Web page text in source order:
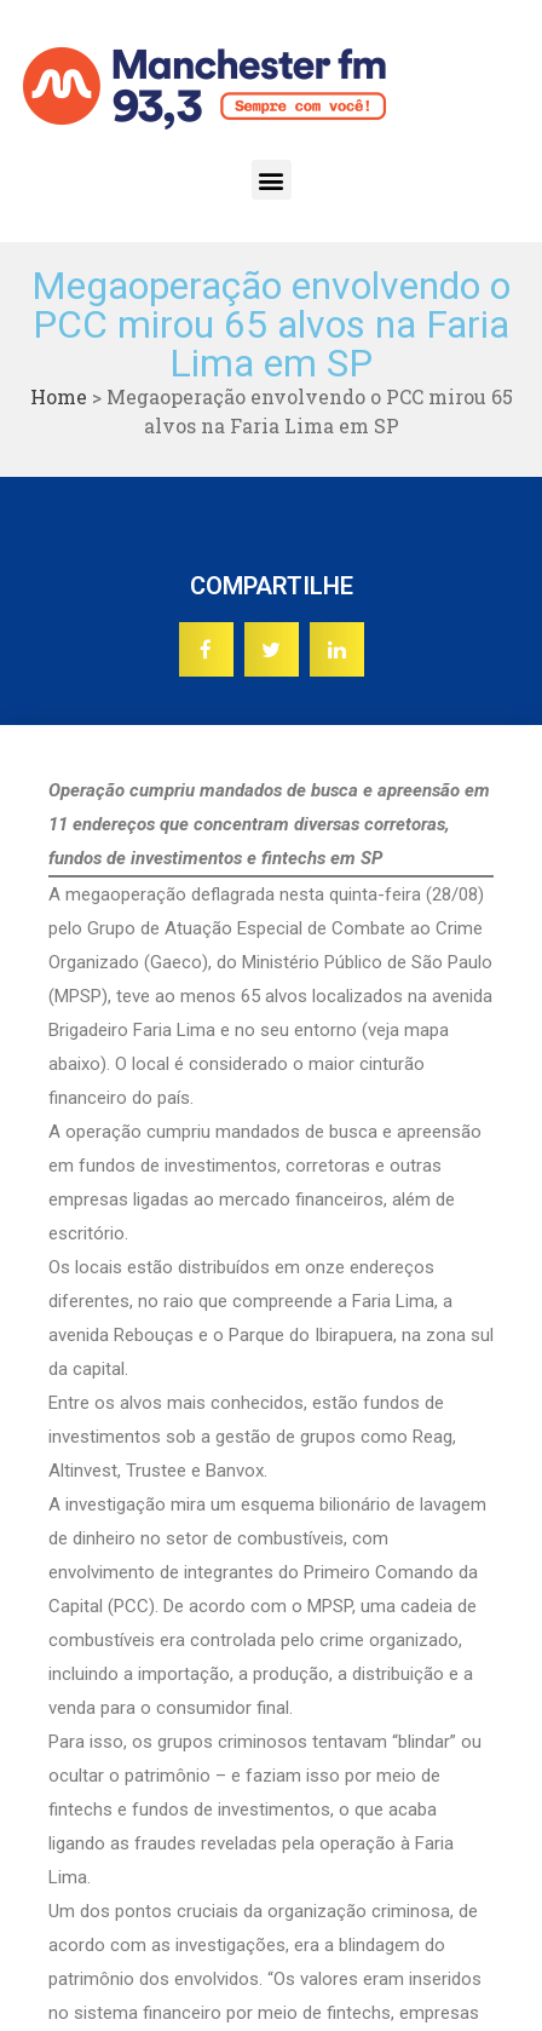
Megaoperação envolvendo o
PCC mirou 65 alvos na Faria
Lima em SP
Home > Megaoperação envolvendo o PCC mirou 65
alvos na Faria Lima em SP
COMPARTILHE
Operação cumpriu mandados de busca e apreensão em
11 endereços que concentram diversas corretoras,
fundos de investimentos e fintechs em SP
A megaoperação deflagrada nesta quinta-feira (28/08)
pelo Grupo de Atuação Especial de Combate ao Crime
Organizado (Gaeco), do Ministério Público de São Paulo
(MPSP), teve ao menos 65 alvos localizados na avenida
Brigadeiro Faria Lima e no seu entorno (veja mapa
abaixo). O local é considerado o maior cinturão
financeiro do país.
A operação cumpriu mandados de busca e apreensão
em fundos de investimentos, corretoras e outras
empresas ligadas ao mercado financeiros, além de
escritório.
Os locais estão distribuídos em onze endereços
diferentes, no raio que compreende a Faria Lima, a
avenida Rebouças e o Parque do Ibirapuera, na zona sul
da capital.
Entre os alvos mais conhecidos, estão fundos de
investimentos sob a gestão de grupos como Reag,
Altinvest, Trustee e Banvox.
A investigação mira um esquema bilionário de lavagem
de dinheiro no setor de combustíveis, com
envolvimento de integrantes do Primeiro Comando da
Capital (PCC). De acordo com o MPSP, uma cadeia de
combustíveis era controlada pelo crime organizado,
incluindo a importação, a produção, a distribuição e a
venda para o consumidor final.
Para isso, os grupos criminosos tentavam “blindar” ou
ocultar o patrimônio – e faziam isso por meio de
fintechs e fundos de investimentos, o que acaba
ligando as fraudes reveladas pela operação à Faria
Lima.
Um dos pontos cruciais da organização criminosa, de
acordo com as investigações, era a blindagem do
patrimônio dos envolvidos. “Os valores eram inseridos
no sistema financeiro por meio de fintechs, empresas